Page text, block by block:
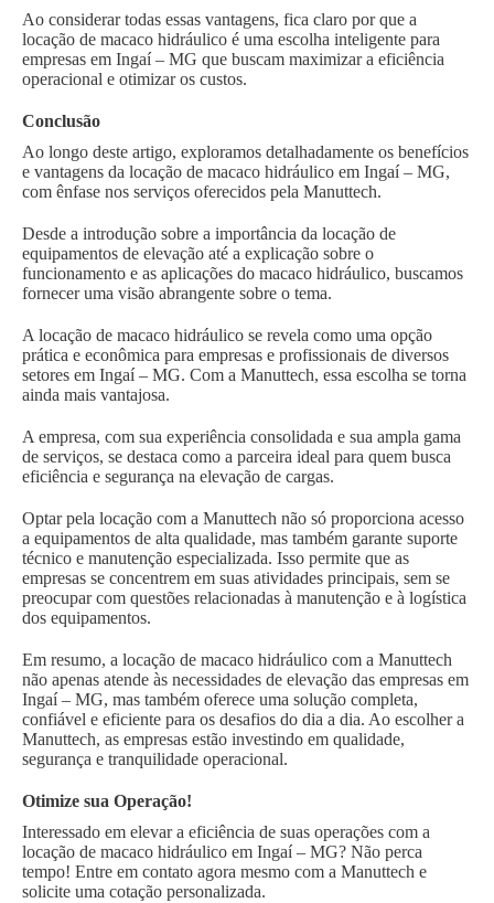
Ao considerar todas essas vantagens, fica claro por que a
locação de macaco hidráulico é uma escolha inteligente para
empresas em Ingaí – MG que buscam maximizar a eficiência
operacional e otimizar os custos.
Conclusão
Ao longo deste artigo, exploramos detalhadamente os benefícios
e vantagens da locação de macaco hidráulico em Ingaí – MG,
com ênfase nos serviços oferecidos pela Manuttech.
Desde a introdução sobre a importância da locação de
equipamentos de elevação até a explicação sobre o
funcionamento e as aplicações do macaco hidráulico, buscamos
fornecer uma visão abrangente sobre o tema.
A locação de macaco hidráulico se revela como uma opção
prática e econômica para empresas e profissionais de diversos
setores em Ingaí – MG. Com a Manuttech, essa escolha se torna
ainda mais vantajosa.
A empresa, com sua experiência consolidada e sua ampla gama
de serviços, se destaca como a parceira ideal para quem busca
eficiência e segurança na elevação de cargas.
Optar pela locação com a Manuttech não só proporciona acesso
a equipamentos de alta qualidade, mas também garante suporte
técnico e manutenção especializada. Isso permite que as
empresas se concentrem em suas atividades principais, sem se
preocupar com questões relacionadas à manutenção e à logística
dos equipamentos.
Em resumo, a locação de macaco hidráulico com a Manuttech
não apenas atende às necessidades de elevação das empresas em
Ingaí – MG, mas também oferece uma solução completa,
confiável e eficiente para os desafios do dia a dia. Ao escolher a
Manuttech, as empresas estão investindo em qualidade,
segurança e tranquilidade operacional.
Otimize sua Operação!
Interessado em elevar a eficiência de suas operações com a
locação de macaco hidráulico em Ingaí – MG? Não perca
tempo! Entre em contato agora mesmo com a Manuttech e
solicite uma cotação personalizada.